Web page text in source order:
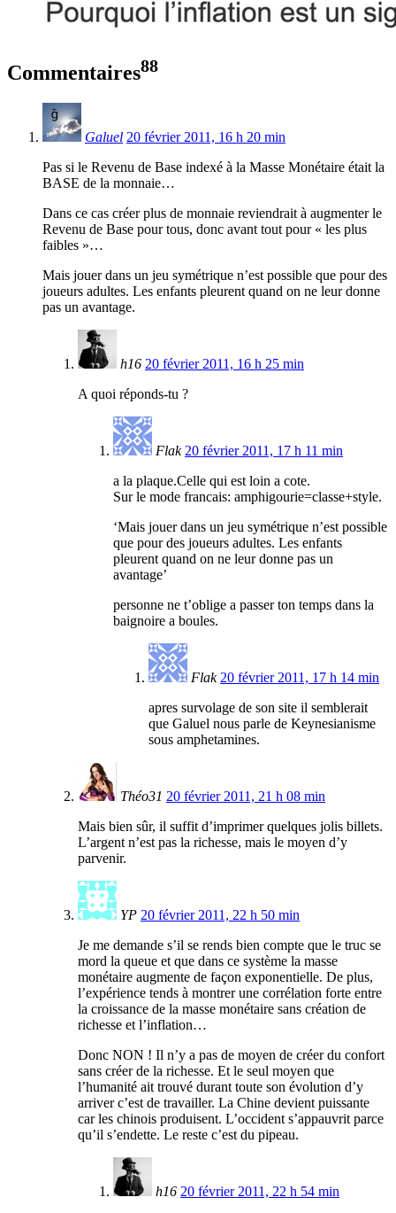
Commentaires88
Galuel 20 février 2011, 16 h 20 min
Pas si le Revenu de Base indexé à la Masse Monétaire était la
BASE de la monnaie…
Dans ce cas créer plus de monnaie reviendrait à augmenter le
Revenu de Base pour tous, donc avant tout pour « les plus
faibles »…
Mais jouer dans un jeu symétrique n’est possible que pour des
joueurs adultes. Les enfants pleurent quand on ne leur donne
pas un avantage.
h16 20 février 2011, 16 h 25 min
A quoi réponds-tu ?
Flak 20 février 2011, 17 h 11 min
a la plaque.Celle qui est loin a cote.
Sur le mode francais: amphigourie=classe+style.
‘Mais jouer dans un jeu symétrique n’est possible
que pour des joueurs adultes. Les enfants
pleurent quand on ne leur donne pas un
avantage’
personne ne t’oblige a passer ton temps dans la
baignoire a boules.
Flak 20 février 2011, 17 h 14 min
apres survolage de son site il semblerait
que Galuel nous parle de Keynesianisme
sous amphetamines.
Théo31 20 février 2011, 21 h 08 min
Mais bien sûr, il suffit d’imprimer quelques jolis billets.
L’argent n’est pas la richesse, mais le moyen d’y
parvenir.
YP 20 février 2011, 22 h 50 min
Je me demande s’il se rends bien compte que le truc se
mord la queue et que dans ce système la masse
monétaire augmente de façon exponentielle. De plus,
l’expérience tends à montrer une corrélation forte entre
la croissance de la masse monétaire sans création de
richesse et l’inflation…
Donc NON ! Il n’y a pas de moyen de créer du confort
sans créer de la richesse. Et le seul moyen que
l’humanité ait trouvé durant toute son évolution d’y
arriver c’est de travailler. La Chine devient puissante
car les chinois produisent. L’occident s’appauvrit parce
qu’il s’endette. Le reste c’est du pipeau.
h16 20 février 2011, 22 h 54 min